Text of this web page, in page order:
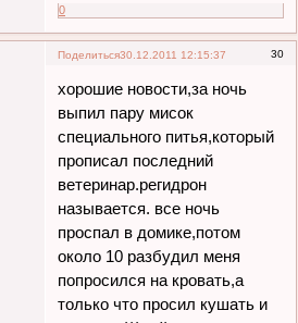
0
Поделиться 30
30.12.2011 12:15:37
хорошие новости,за ночь
выпил пару мисок
специального питья,который
прописал последний
ветеринар.регидрон
называется. все ночь
проспал в домике,потом
около 10 разбудил меня
попросился на кровать,а
только что просил кушать и